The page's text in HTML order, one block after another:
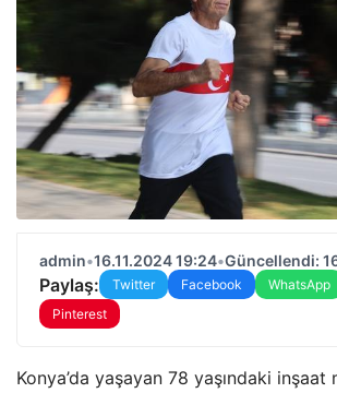
admin•16.11.2024 19:24•Güncellendi:
Paylaş: Twitter Facebook WhatsApp
Pinterest
Konya’da yaşayan 78 yaşındaki inşaat